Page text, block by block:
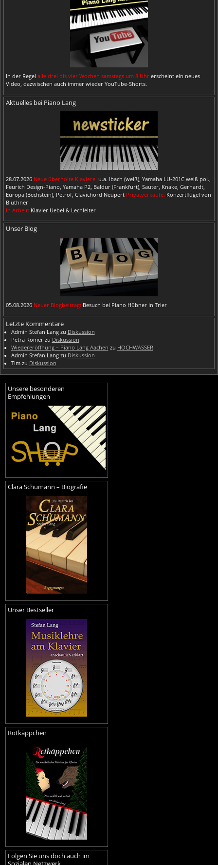
In der Regel alle drei bis vier Wochen samstags um 8 Uhr erscheint ein neues
Video, dazwischen auch immer wieder YouTube-Shorts.
Aktuelles bei Piano Lang
28.07.2026 Neue überholte Klaviere: u.a. Ibach (weiß), Yamaha LU-201C weiß pol.,
Feurich Design-Piano, Yamaha P2, Baldur (Frankfurt), Sauter, Knake, Gerhardt,
Europa (Bechstein), Petrof, Clavichord Neupert Privatverkäufe: Konzertflügel von
Blüthner
In Arbeit: Klavier Uebel & Lechleiter
Unser Blog
05.08.2026 Neuer Blogbeitrag: Besuch bei Piano Hübner in Trier
Letzte Kommentare
Admin Stefan Langzu Diskussion
Petra Römerzu Diskussion
Wiedereröffnung – Piano Lang Aachen zu HOCHWASSER
Admin Stefan Langzu Diskussion
Timzu Diskussion
Unsere besonderen
Empfehlungen
Clara Schumann – Biografie
Unser Bestseller
Rotkäppchen
Folgen Sie uns doch auch im